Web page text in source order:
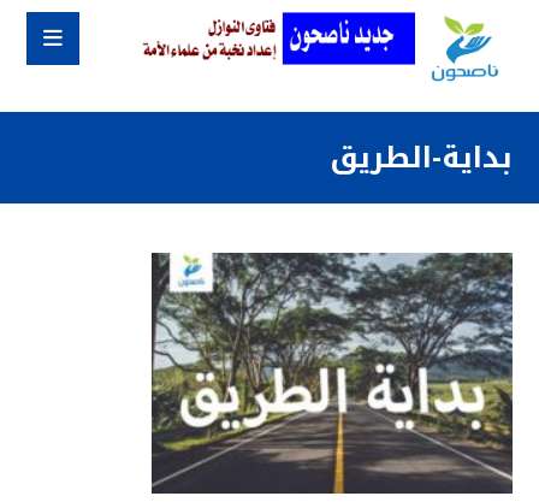
بداية-الطريق